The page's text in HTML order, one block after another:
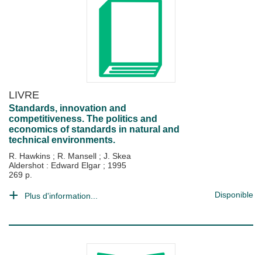
LIVRE
Standards, innovation and
competitiveness. The politics and
economics of standards in natural and
technical environments.
R. Hawkins ; R. Mansell ; J. Skea
Aldershot : Edward Elgar ; 1995
269 p.
Plus d'information... Disponible